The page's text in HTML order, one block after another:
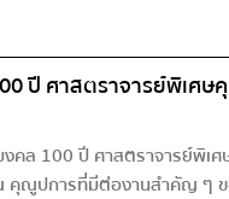
ปี ศาสตราจารย์พิเศ
ล 100 ปี ศาสตราจารย์พิเ
คุณูปการที่มีต่องานสำคัญ ๆ